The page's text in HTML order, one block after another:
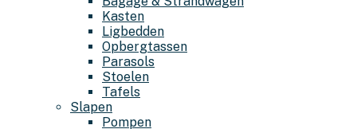
Kasten
Ligbedden
Opbergtassen
Parasols
Stoelen
Tafels
Slapen
Pompen